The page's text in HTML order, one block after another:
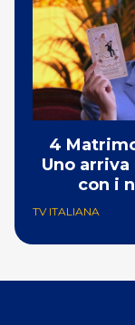
4
Uno
con i
TV ITALIANA